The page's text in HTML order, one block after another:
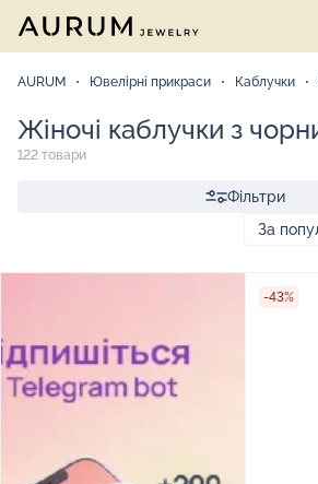
AURUM Ювелірні прикраси Каблучки
Жіночі каблучки з
122 товари
Фільтри
-43%